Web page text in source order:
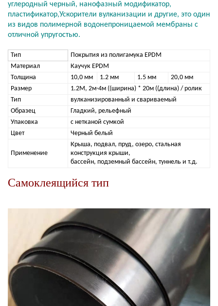
углеродный черный, нанофазный модификатор,
пластификатор,Ускорители вулканизации и другие, это один
из видов полимерной водонепроницаемой мембраны с
отличной упругостью.
Тип
Покрытия из полигамука EPDM
Материал
Каучук EPDM
Толщина
10,0 мм 1.2 мм 1.5 мм
20,0 мм
Размер
1.2М, 2м-4м ((ширина) * 20м ((длина) / ролик
Тип
вулканизированный и свариваемый
Образец
Гладкий, рельефный
Упаковка
с нетканой сумкой
Цвет
Черный белый
Применение
Крыша, подвал, пруд, озеро, стальная
конструкция крыши,
бассейн, подземный бассейн, туннель и т.д.
Самоклеящийся тип